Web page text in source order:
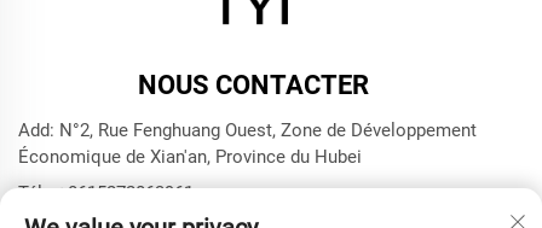
NOUS CONTACTER
Add: N°2, Rue Fenghuang Ouest, Zone de Développement
Économique de Xian'an, Province du Hubei
Tél. :+8615272063961